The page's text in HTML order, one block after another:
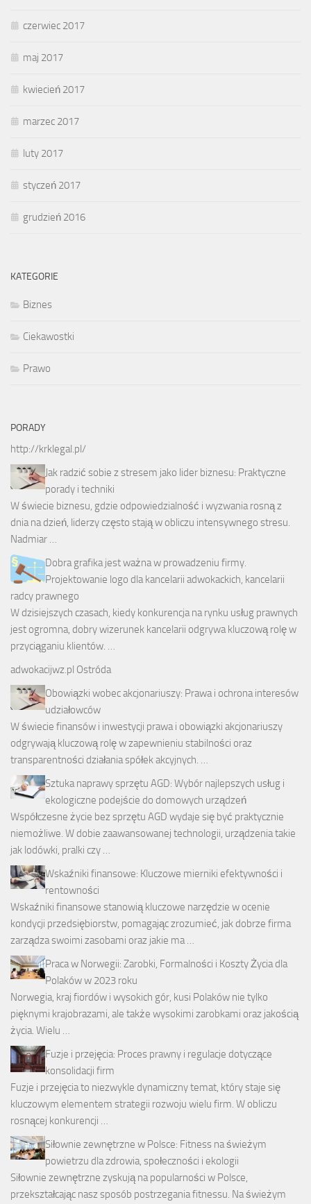
czerwiec 2017
maj 2017
kwiecień 2017
marzec 2017
luty 2017
styczeń 2017
grudzień 2016
KATEGORIE
Biznes
Ciekawostki
Prawo
PORADY
http://krklegal.pl/
Jak radzić sobie z stresem jako lider biznesu: Praktyczne
porady i techniki
W świecie biznesu, gdzie odpowiedzialność i wyzwania rosną z
dnia na dzień, liderzy często stają w obliczu intensywnego stresu.
Nadmiar …
Dobra grafika jest ważna w prowadzeniu firmy.
Projektowanie logo dla kancelarii adwokackich, kancelarii
radcy prawnego
W dzisiejszych czasach, kiedy konkurencja na rynku usług prawnych
jest ogromna, dobry wizerunek kancelarii odgrywa kluczową rolę w
przyciąganiu klientów. …
adwokacijwz.pl Ostróda
Obowiązki wobec akcjonariuszy: Prawa i ochrona interesów
udziałowców
W świecie finansów i inwestycji prawa i obowiązki akcjonariuszy
odgrywają kluczową rolę w zapewnieniu stabilności oraz
transparentności działania spółek akcyjnych. …
Sztuka naprawy sprzętu AGD: Wybór najlepszych usług i
ekologiczne podejście do domowych urządzeń
Współczesne życie bez sprzętu AGD wydaje się być praktycznie
niemożliwe. W dobie zaawansowanej technologii, urządzenia takie
jak lodówki, pralki czy …
Wskaźniki finansowe: Kluczowe mierniki efektywności i
rentowności
Wskaźniki finansowe stanowią kluczowe narzędzie w ocenie
kondycji przedsiębiorstw, pomagając zrozumieć, jak dobrze firma
zarządza swoimi zasobami oraz jakie ma …
Praca w Norwegii: Zarobki, Formalności i Koszty Życia dla
Polaków w 2023 roku
Norwegia, kraj fiordów i wysokich gór, kusi Polaków nie tylko
pięknymi krajobrazami, ale także wysokimi zarobkami oraz jakością
życia. Wielu …
Fuzje i przejęcia: Proces prawny i regulacje dotyczące
konsolidacji firm
Fuzje i przejęcia to niezwykle dynamiczny temat, który staje się
kluczowym elementem strategii rozwoju wielu firm. W obliczu
rosnącej konkurencji …
Siłownie zewnętrzne w Polsce: Fitness na świeżym
powietrzu dla zdrowia, społeczności i ekologii
Siłownie zewnętrzne zyskują na popularności w Polsce,
przekształcając nasz sposób postrzegania fitnessu. Na świeżym